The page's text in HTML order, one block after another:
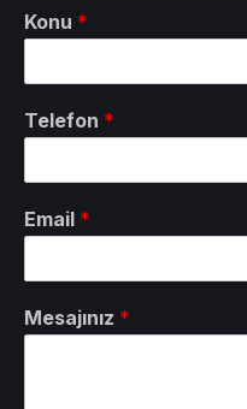
Konu *
Telefon *
Email *
Mesajınız *